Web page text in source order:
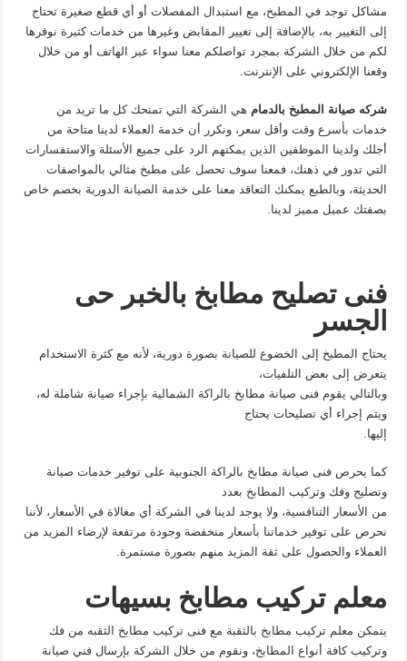
مشاكل توجد في المطبخ، مع استبدال المفصلات أو أي قطع صغيرة تحتاج
إلى التغيير به، بالإضافة إلى تغيير المقابض وغيرها من خدمات كثيرة نوفرها
لكم من خلال الشركة بمجرد تواصلكم معنا سواء عبر الهاتف أو من خلال
وقعنا الإلكتروني على الإنترنت.
شركه صيانة المطبخ بالدمام هي الشركة التي تمنحك كل ما تريد من
خدمات بأسرع وقت وأقل سعر، ونكرر أن خدمة العملاء لدينا متاحة من
أجلك ولدينا الموظفين الذين يمكنهم الرد على جميع الأسئلة والاستفسارات
التي تدور في ذهنك، فمعنا سوف تحصل على مطبخ مثالي بالمواصفات
الحديثة، وبالطبع يمكنك التعاقد معنا على خدمة الصيانة الدورية بخصم خاص
بصفتك عميل مميز لدينا.
فنى تصليح مطابخ بالخبر حى
الجسر
يحتاج المطبخ إلى الخضوع للصيانة بصورة دورية، لأنه مع كثرة الاستخدام
يتعرض إلى بعض التلفيات،
وبالتالي يقوم فنى صيانة مطابخ بالراكة الشمالية بإجراء صيانة شاملة له،
ويتم إجراء أي تصليحات يحتاج
إليها.
كما يحرص فنى صيانة مطابخ بالراكة الجنوبية على توفير خدمات صيانة
وتصليح وفك وتركيب المطابخ بعدد
من الأسعار التنافسية، ولا يوجد لدينا في الشركة أي مغالاة في الأسعار، لأننا
نحرص على توفير خدماتنا بأسعار منخفضة وجودة مرتفعة لإرضاء المزيد من
العملاء والحصول على ثقة المزيد منهم بصورة مستمرة.
معلم تركيب مطابخ بسيهات
يتمكن معلم تركيب مطابخ بالثقبة مع فنى تركيب مطابخ الثقبه من فك
وتركيب كافة أنواع المطابخ، ونقوم من خلال الشركة بإرسال فني صيانة